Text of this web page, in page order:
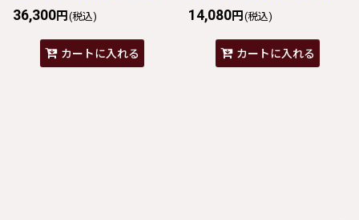
36,300円 (税込)
カートに入れる
14,080円 (税込)
カートに入れる